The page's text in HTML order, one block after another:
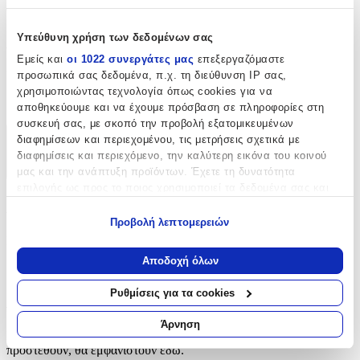
Υπεύθυνη χρήση των δεδομένων σας
Εμείς και οι 1022 συνεργάτες μας επεξεργαζόμαστε
προσωπικά σας δεδομένα, π.χ. τη διεύθυνση IP σας,
χρησιμοποιώντας τεχνολογία όπως cookies για να
αποθηκεύουμε και να έχουμε πρόσβαση σε πληροφορίες στη
συσκευή σας, με σκοπό την προβολή εξατομικευμένων
διαφημίσεων και περιεχομένου, τις μετρήσεις σχετικά με
διαφημίσεις και περιεχόμενο, την καλύτερη εικόνα του κοινού
μας και την ανάπτυξη προϊόντων. Έχετε τη δυνατότητα
Να συλλέξουμε πληροφορίες σχετικά με τη γεωγραφική
σας τοποθεσία, οι οποίες μπορεί να είναι ακριβείς σε
απόσταση μερικών μέτρων
Να αναγνωρίσουμε τη συσκευή σας σαρώνοντας ενεργά
για συγκεκριμένα χαρακτηριστικά (δακτυλικό αποτύπωμα)
Μάθετε περισσότερα σχετικά με τον τρόπο επεξεργασίας των
προσωπικών σας δεδομένων και καθορίστε τις προτιμήσεις σας
Προβολή λεπτομερειών
Αποδοχή όλων
Ρυθμίσεις για τα cookies
Άρνηση
αναζητούν φινέτσα και λειτουργικότητα στη ραπτική τους.
Χαρακτηριστικά
Είδος:
Φερμουάρ
Χαρακτηριστικά
+
Αξιολογήσεις
Προς το παρόν δεν υπάρχουν άλλες αξιολογήσεις. Όταν
προστεθούν, θα εμφανιστούν εδώ.